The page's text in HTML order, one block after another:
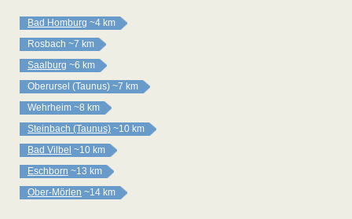
Bad Homburg ~4 km
Rosbach ~7 km
Saalburg ~6 km
Oberursel (Taunus) ~7 km
Wehrheim ~8 km
Steinbach (Taunus) ~10 km
Bad Vilbel ~10 km
Eschborn ~13 km
Ober-Mörlen ~14 km